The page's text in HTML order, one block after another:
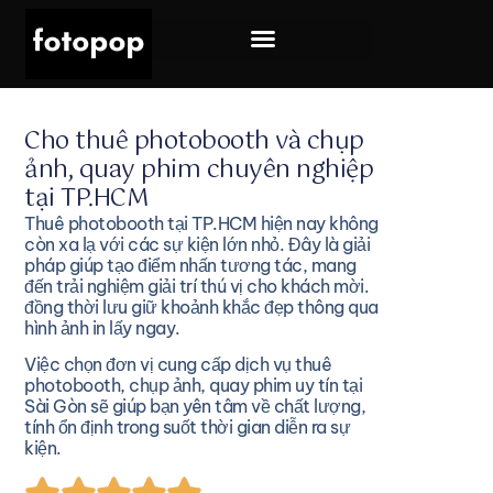
Cho thuê photobooth và chụp
ảnh, quay phim chuyên nghiệp
tại TP.HCM
Thuê photobooth tại TP.HCM hiện nay không
còn xa lạ với các sự kiện lớn nhỏ. Đây là giải
pháp giúp tạo điểm nhấn tương tác, mang
đến trải nghiệm giải trí thú vị cho khách mời.
đồng thời lưu giữ khoảnh khắc đẹp thông qua
hình ảnh in lấy ngay.
Việc chọn đơn vị cung cấp dịch vụ thuê
photobooth, chụp ảnh, quay phim uy tín tại
Sài Gòn sẽ giúp bạn yên tâm về chất lượng,
tính ổn định trong suốt thời gian diễn ra sự
kiện.